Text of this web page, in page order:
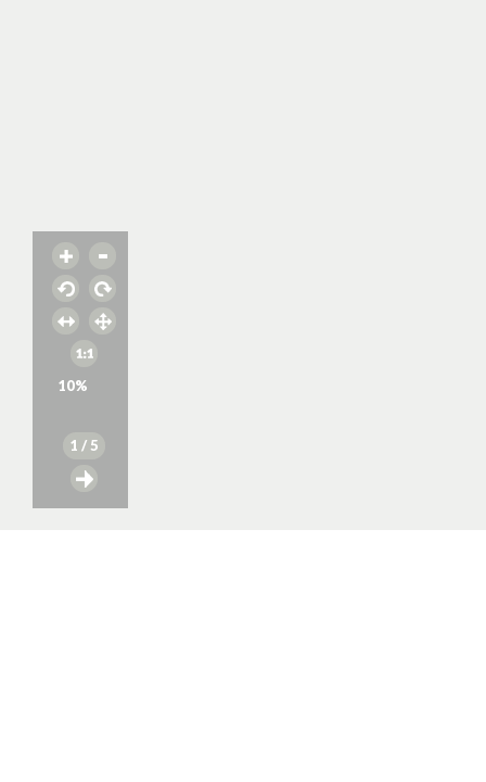
10%
1 / 5